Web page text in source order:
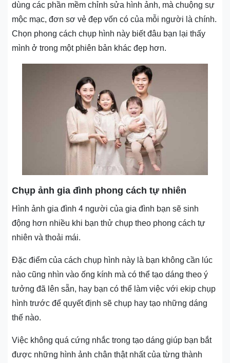
dùng các phần mềm chỉnh sửa hình ảnh, mà chuộng sự
mộc mạc, đơn sơ vẻ đẹp vốn có của mỗi người là chính.
Chọn phong cách chụp hình này biết đâu bạn lại thấy
mình ở trong một phiên bản khác đẹp hơn.
Chụp ảnh gia đình phong cách tự nhiên
Hình ảnh gia đình 4 người của gia đình bạn sẽ sinh
động hơn nhiều khi bạn thử chụp theo phong cách tự
nhiên và thoải mái.
Đặc điểm của cách chụp hình này là bạn không cần lúc
nào cũng nhìn vào ống kính mà có thể tạo dáng theo ý
tưởng đã lên sẵn, hay bạn có thể làm việc với ekip chụp
hình trước để quyết định sẽ chụp hay tạo những dáng
thế nào.
Việc không quá cứng nhắc trong tạo dáng giúp bạn bắt
được những hình ảnh chân thật nhất của từng thành